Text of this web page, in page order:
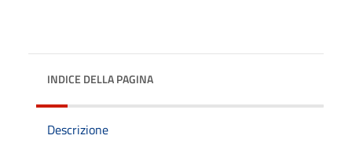
INDICE DELLA PAGINA
Descrizione